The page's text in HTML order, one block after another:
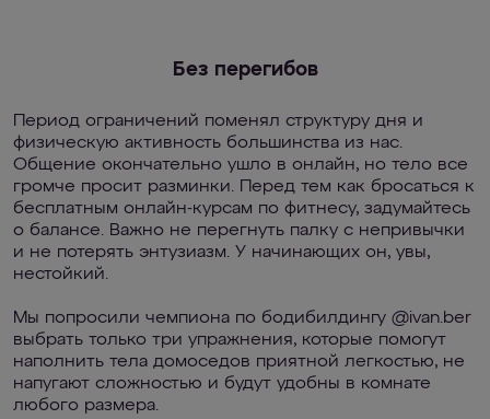
Без перегибов
Период ограничений поменял структуру дня и
физическую активность большинства из нас.
Общение окончательно ушло в онлайн, но тело все
громче просит разминки. Перед тем как бросаться к
бесплатным онлайн-курсам по фитнесу, задумайтесь
о балансе. Важно не перегнуть палку с непривычки
и не потерять энтузиазм. У начинающих он, увы,
нестойкий.
Мы попросили чемпиона по бодибилдингу @ivan.ber
выбрать только три упражнения, которые помогут
наполнить тела домоседов приятной легкостью, не
напугают сложностью и будут удобны в комнате
любого размера.